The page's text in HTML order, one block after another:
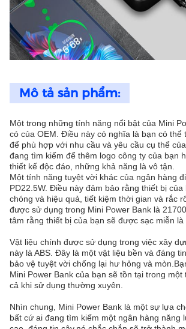
Mô tả sản phẩm:
Một trong những tính năng nổi bật của Mini
có của OEM. Điều này có nghĩa là bạn có thể
để phù hợp với nhu cầu và yêu cầu cụ thể
đang tìm kiếm để thêm logo công ty của bạn
thiết kế độc đáo, những khả năng là vô tận.
Một tính năng tuyệt vời khác của ngân hàng
PD22.5W. Điều này đảm bảo rằng thiết bị của
chóng và hiệu quả, tiết kiệm thời gian và rắc
được sử dụng trong Mini Power Bank là
tâm rằng thiết bị của bạn sẽ được sạc miễn là
Vật liệu chính được sử dụng trong việc xây
này là ABS. Đây là một vật liệu bền và đáng
bảo vệ tuyệt vời chống lại hư hỏng và
Mini Power Bank của bạn sẽ tồn tại trong
cả khi sử dụng thường xuyên.
Nhìn chung, Mini Power Bank là một sự lựa
bất cứ ai đang tìm kiếm một ngân hàng năng